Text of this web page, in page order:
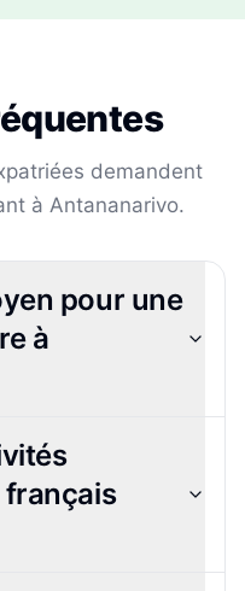
demandent
à Antananarivo.
pour une
à